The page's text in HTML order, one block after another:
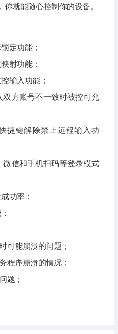
就能随心控制你的设备。
定功能；
射功能；
输入功能；
双方账号不一致时被控可允
捷键解除禁止远程输入功
微信和手机扫码等登录模式
功率；
可能崩溃的问题；
程序崩溃的情况；
题；